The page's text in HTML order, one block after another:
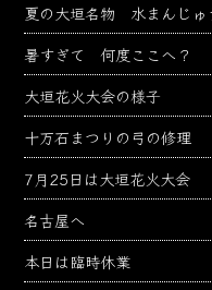
夏の大垣名物 水まんじゅ
暑すぎて 何度ここへ？
大垣花火大会の様子
十万石まつりの弓の修理
7月25日は大垣花火大会
名古屋へ
本日は臨時休業